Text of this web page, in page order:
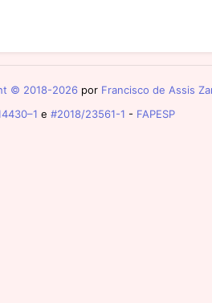
© 2018-2026 por Francisco de Assis
e #2018/23561-1 - FAPESP